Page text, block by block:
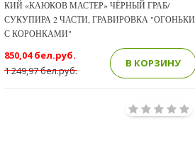
КИЙ «КАЮКОВ МАСТЕР» ЧЁРНЫЙ ГРАБ/
СУКУПИРА 2 ЧАСТИ, ГРАВИРОВКА "ОГОНЬКИ
С КОРОНКАМИ"
1 249,97 бел.руб.
850,04 бел.руб.
В КОРЗИНУ